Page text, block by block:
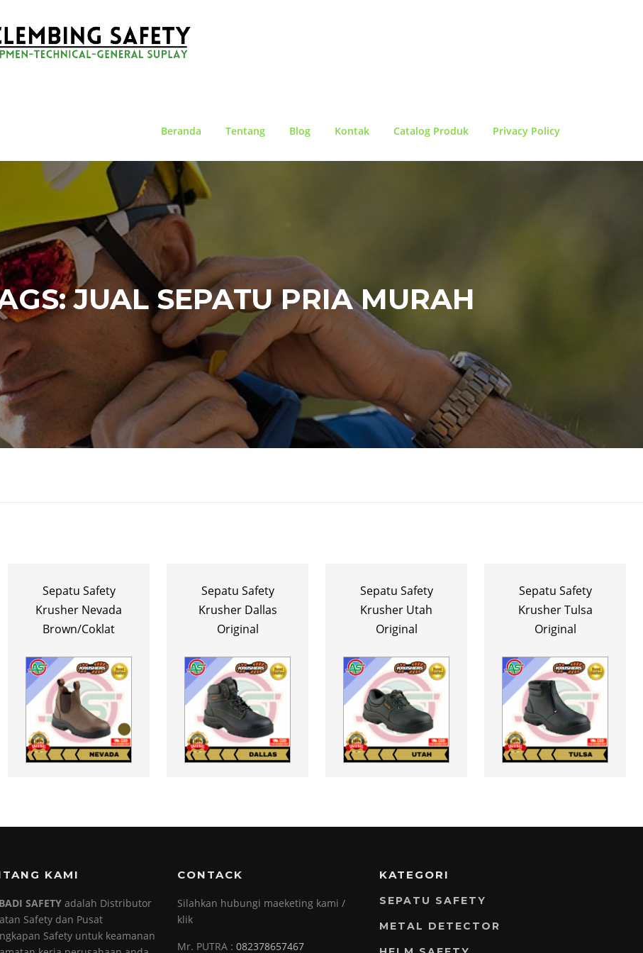
Beranda Tentang Blog Kontak Catalog Produk Privacy Policy
JUAL SEPATU PRIA MURAH
Sepatu Safety
Krusher Nevada
Brown/Coklat
Sepatu Safety
Krusher Dallas
Original
Sepatu Safety
Krusher Utah
Original
Sepatu Safety
Krusher Tulsa
Original
KAMI
SAFETY adalah Distributor
Safety dan Pusat
Safety untuk keamanan
CONTACK
Silahkan hubungi maeketing kami /
klik
Mr. PUTRA : 082378657467
KATEGORI
SEPATU SAFETY
METAL DETECTOR